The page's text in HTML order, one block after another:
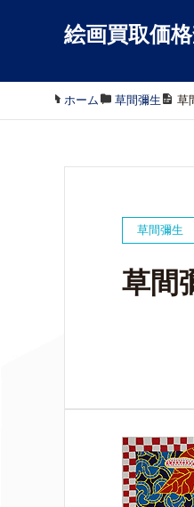
絵画買取価
ホーム / 草間彌生 / 草
草間彌生
草間